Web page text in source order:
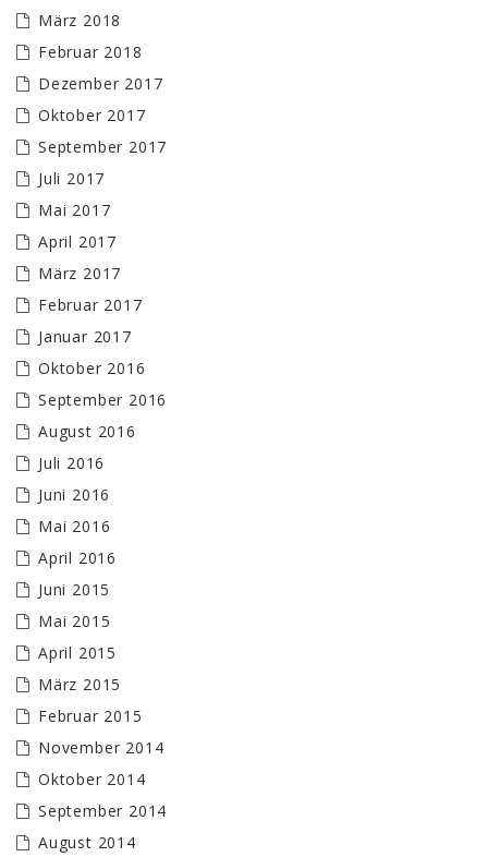
März 2018
Februar 2018
Dezember 2017
Oktober 2017
September 2017
Juli 2017
Mai 2017
April 2017
März 2017
Februar 2017
Januar 2017
Oktober 2016
September 2016
August 2016
Juli 2016
Juni 2016
Mai 2016
April 2016
Juni 2015
Mai 2015
April 2015
März 2015
Februar 2015
November 2014
Oktober 2014
September 2014
August 2014